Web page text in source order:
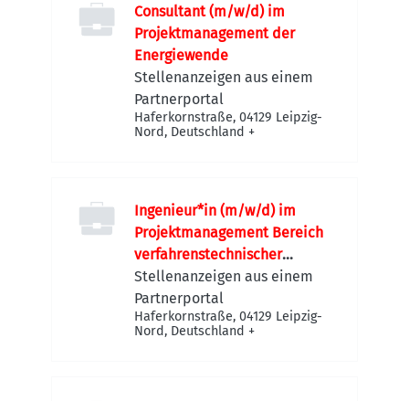
Consultant (m/w/d) im
Projektmanagement der
Energiewende
Stellenanzeigen aus einem
Partnerportal
Haferkornstraße, 04129 Leipzig-
Nord, Deutschland +
Ingenieur*in (m/w/d) im
Projektmanagement Bereich
verfahrenstechnischer
Anlagenbau
Stellenanzeigen aus einem
Partnerportal
Haferkornstraße, 04129 Leipzig-
Nord, Deutschland +